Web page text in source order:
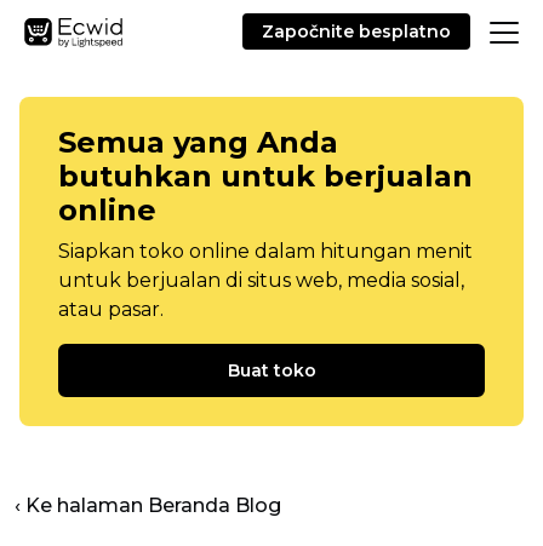
Započnite besplatno
Semua yang Anda
butuhkan untuk berjualan
online
Siapkan toko online dalam hitungan menit
untuk berjualan di situs web, media sosial,
atau pasar.
Buat toko
‹ Ke halaman Beranda Blog